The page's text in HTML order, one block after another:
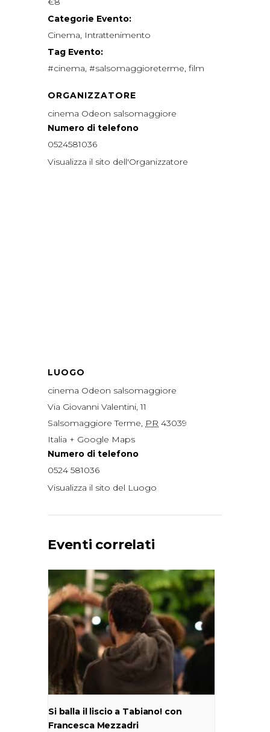
Categorie Evento:
Cinema, Intrattenimento
Tag Evento:
#cinema, #salsomaggioreterme, film
ORGANIZZATORE
cinema Odeon salsomaggiore
Numero di telefono
0524581036
Visualizza il sito dell'Organizzatore
LUOGO
cinema Odeon salsomaggiore
Via Giovanni Valentini, 11
Salsomaggiore Terme, PR 43039
Italia + Google Maps
Numero di telefono
0524 581036
Visualizza il sito del Luogo
Eventi correlati
Si balla il liscio a Tabiano! con
Francesca Mezzadri